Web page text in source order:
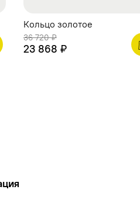
Кольцо золотое
36 720 ₽
23 868 ₽